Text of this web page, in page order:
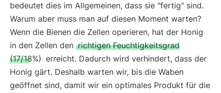
bedeutet dies im Allgemeinen, dass sie "fertig" sind.
Warum aber muss man auf diesen Moment warten?
Wenn die Bienen die Zellen operieren, hat der Honig
in den Zellen den richtigen Feuchtigkeitsgrad
(17/18%) erreicht. Dadurch wird verhindert, dass der
Honig gärt. Deshalb warten wir, bis die Waben
geöffnet sind, damit wir ein optimales Produkt für die